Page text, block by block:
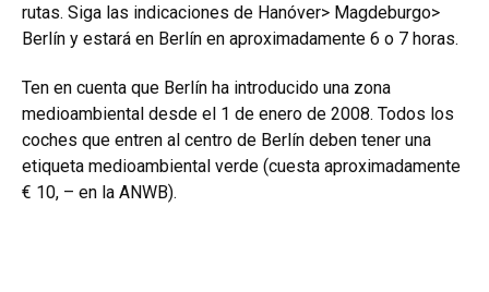
rutas. Siga las indicaciones de Hanóver> Magdeburgo>
Berlín y estará en Berlín en aproximadamente 6 o 7 horas.
Ten en cuenta que Berlín ha introducido una zona
medioambiental desde el 1 de enero de 2008. Todos los
coches que entren al centro de Berlín deben tener una
etiqueta medioambiental verde (cuesta aproximadamente
€ 10, – en la ANWB).